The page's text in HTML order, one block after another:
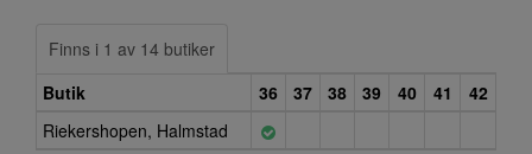
Finns i 1 av 14 butiker
Butik
36 37 38 39 40 41
42
Riekershopen, Halmstad